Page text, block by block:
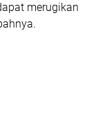
merugikan